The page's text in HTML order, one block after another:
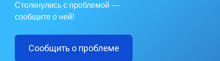
Столкнулись с проблемой —
сообщите о ней!
Сообщить о проблеме